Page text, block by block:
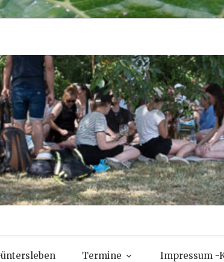
Termine Impressum -